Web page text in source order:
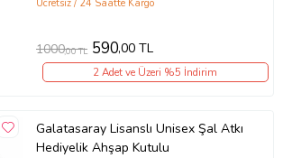
Ücretsiz / 24 Saatte Kargo
1000,00 TL 590,00 TL
2 Adet ve Üzeri %5 İndirim
Galatasaray Lisanslı Unisex Şal Atkı
Hediyelik Ahşap Kutulu